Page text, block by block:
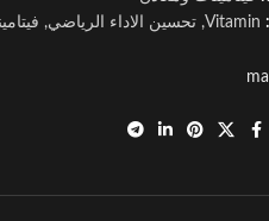
Vitamin
, تحسين الاداء الرياضي,